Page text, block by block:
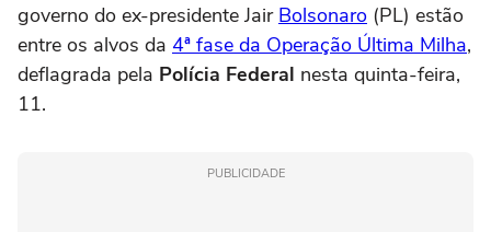
governo do ex-presidente Jair Bolsonaro (PL) estão
entre os alvos da 4ª fase da Operação Última Milha,
deflagrada pela Polícia Federal nesta quinta-feira,
11.
PUBLICIDADE